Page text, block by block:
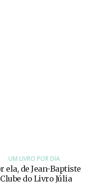
UM LIVRO POR DIA
ela, de Jean-Baptiste
do Livro Júlia